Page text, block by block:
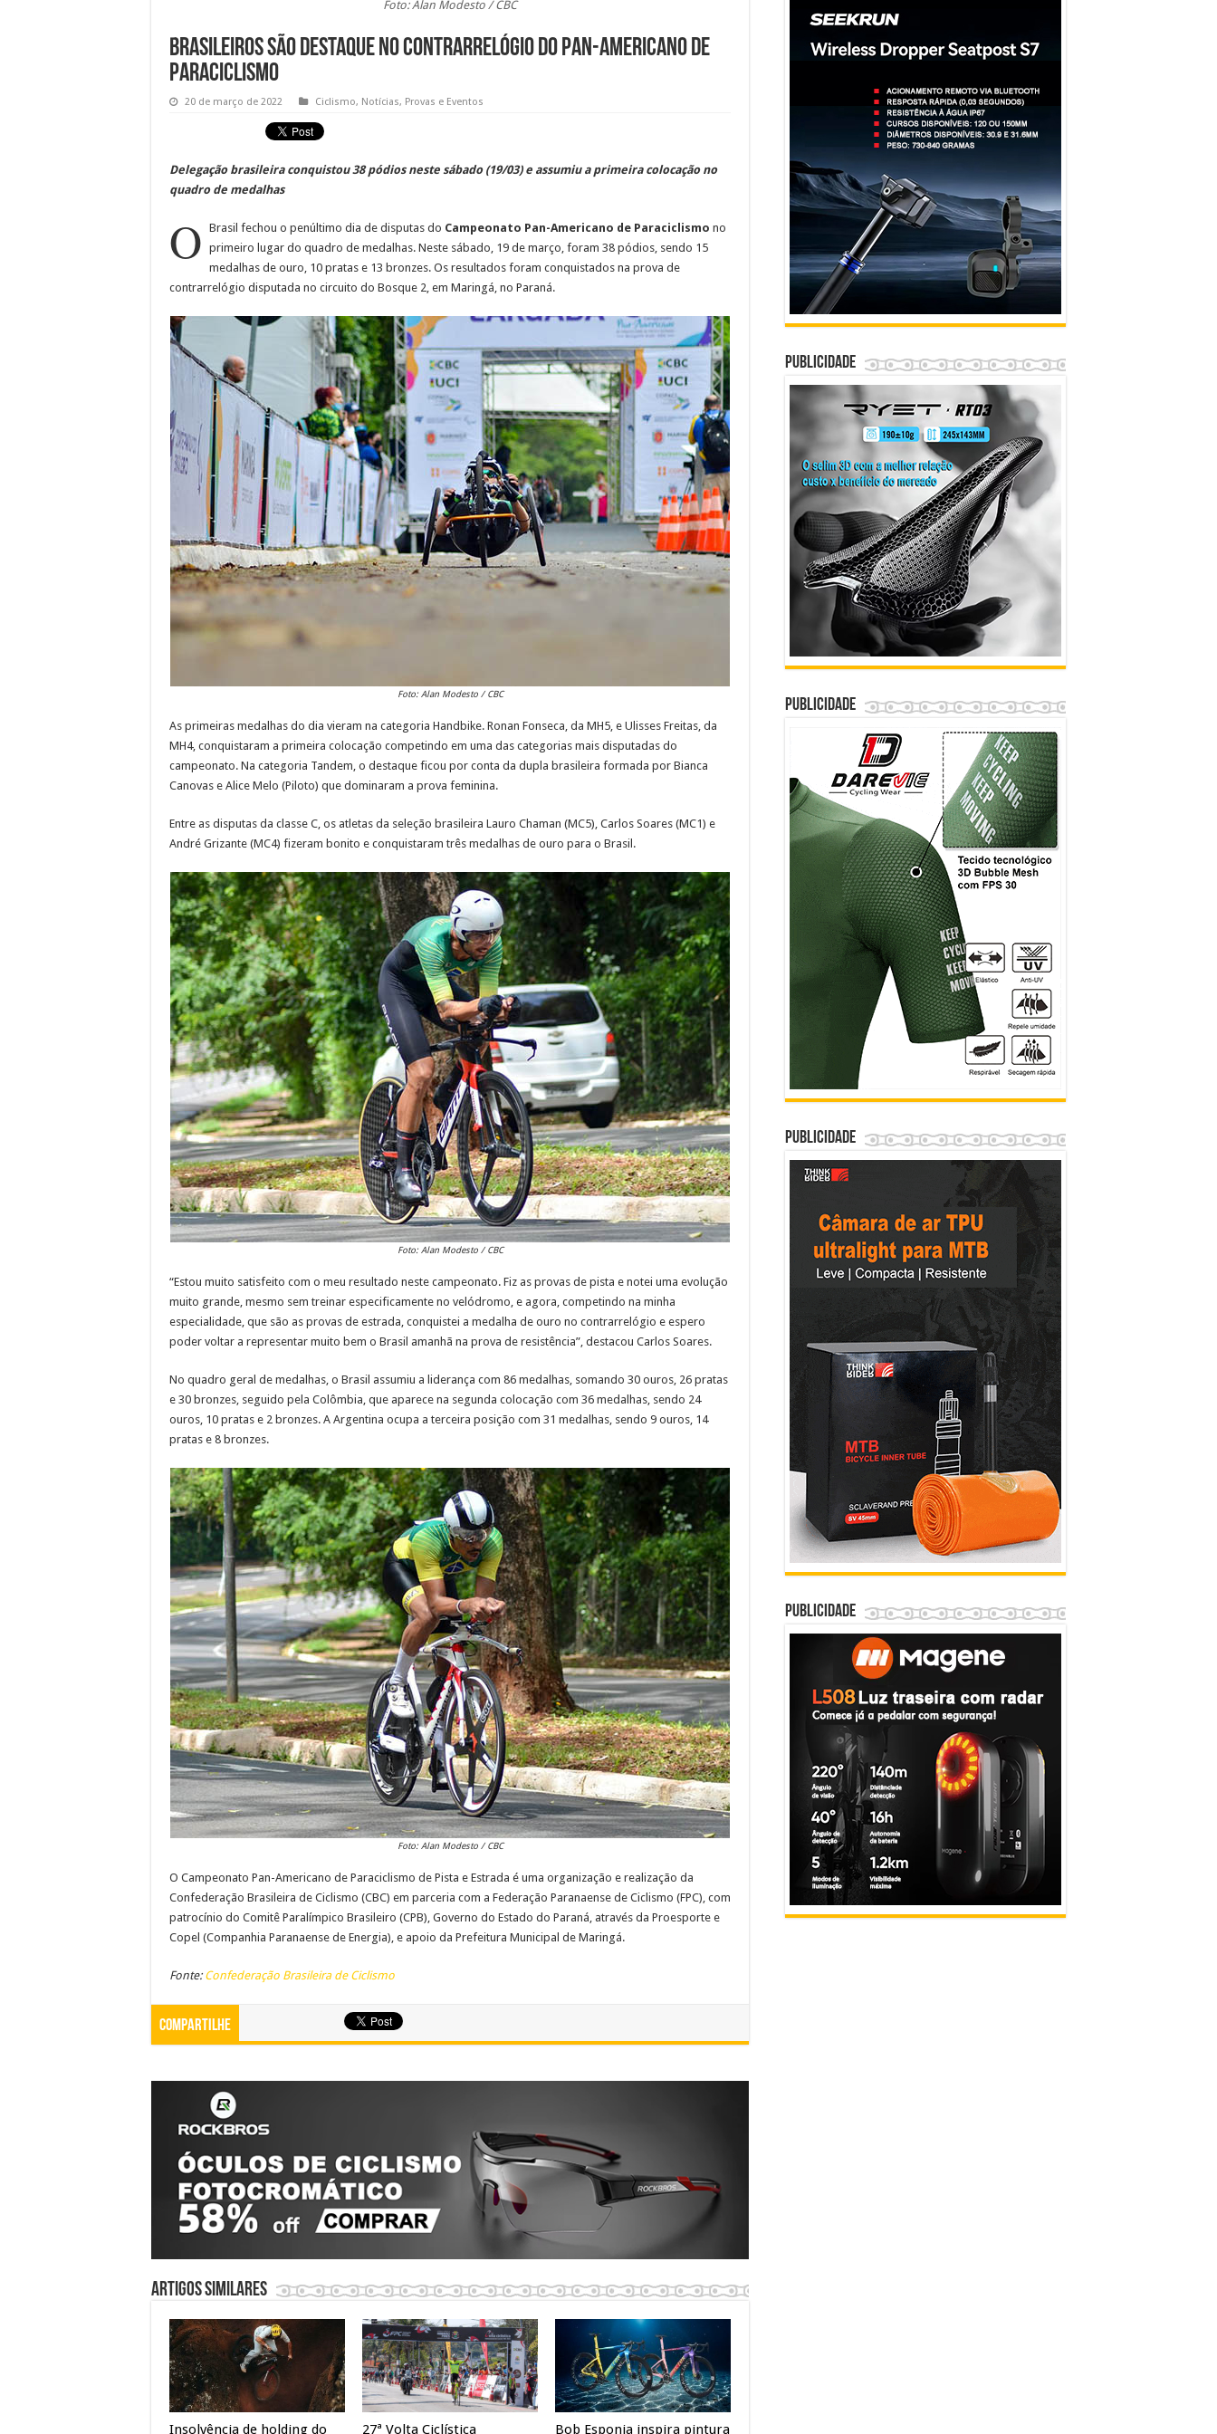
Foto: Alan Modesto / CBC
Brasileiros são destaque no contrarrelógio do Pan-Americano de
Paraciclismo
20 de março de 2022 Ciclismo, Notícias, Provas e Eventos
Delegação brasileira conquistou 38 pódios neste sábado (19/03) e assumiu a primeira colocação no
quadro de medalhas
O Brasil fechou o penúltimo dia de disputas do Campeonato Pan-Americano de Paraciclismo no
primeiro lugar do quadro de medalhas. Neste sábado, 19 de março, foram 38 pódios, sendo 15
medalhas de ouro, 10 pratas e 13 bronzes. Os resultados foram conquistados na prova de
contrarrelógio disputada no circuito do Bosque 2, em Maringá, no Paraná.
Foto: Alan Modesto / CBC
As primeiras medalhas do dia vieram na categoria Handbike. Ronan Fonseca, da MH5, e Ulisses Freitas, da
MH4, conquistaram a primeira colocação competindo em uma das categorias mais disputadas do
campeonato. Na categoria Tandem, o destaque ficou por conta da dupla brasileira formada por Bianca
Canovas e Alice Melo (Piloto) que dominaram a prova feminina.
Entre as disputas da classe C, os atletas da seleção brasileira Lauro Chaman (MC5), Carlos Soares (MC1) e
André Grizante (MC4) fizeram bonito e conquistaram três medalhas de ouro para o Brasil.
Foto: Alan Modesto / CBC
“Estou muito satisfeito com o meu resultado neste campeonato. Fiz as provas de pista e notei uma evolução
muito grande, mesmo sem treinar especificamente no velódromo, e agora, competindo na minha
especialidade, que são as provas de estrada, conquistei a medalha de ouro no contrarrelógio e espero
poder voltar a representar muito bem o Brasil amanhã na prova de resistência”, destacou Carlos Soares.
No quadro geral de medalhas, o Brasil assumiu a liderança com 86 medalhas, somando 30 ouros, 26 pratas
e 30 bronzes, seguido pela Colômbia, que aparece na segunda colocação com 36 medalhas, sendo 24
ouros, 10 pratas e 2 bronzes. A Argentina ocupa a terceira posição com 31 medalhas, sendo 9 ouros, 14
pratas e 8 bronzes.
Foto: Alan Modesto / CBC
O Campeonato Pan-Americano de Paraciclismo de Pista e Estrada é uma organização e realização da
Confederação Brasileira de Ciclismo (CBC) em parceria com a Federação Paranaense de Ciclismo (FPC), com
patrocínio do Comitê Paralímpico Brasileiro (CPB), Governo do Estado do Paraná, através da Proesporte e
Copel (Companhia Paranaense de Energia), e apoio da Prefeitura Municipal de Maringá.
Fonte: Confederação Brasileira de Ciclismo
Compartilhe
Artigos similares
Insolvência de holding do 27ª Volta Ciclística Bob Esponja inspira pintura
Publicidade
Publicidade
Publicidade
Publicidade